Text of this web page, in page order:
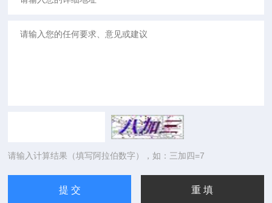
请输入计算结果（填写阿拉伯数字），如：三加四=7